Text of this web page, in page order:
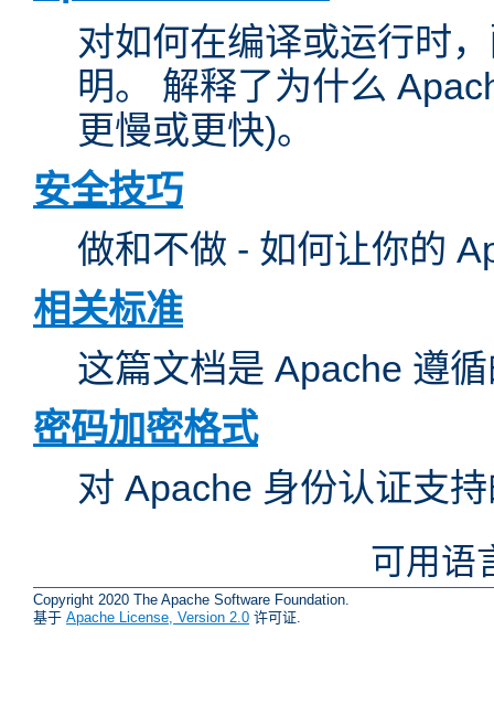
对如何在编译或运行时
明。 解释了为什么
更慢或更快)。
安全技巧
做和不做 - 如何让你的
相关标准
这篇文档是 Apache 遵
密码加密格式
对 Apache 身份认证支
可用语
Copyright 2020 The Apache Software Foundation.
基于 Apache License, Version 2.0 许可证.